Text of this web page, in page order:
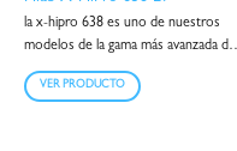
la x-hipro 638 es uno de nuestros
modelos de la gama más avanzada de
hiab. capacidad de carga de 51 tm y
alcance máximo de 22 m.
VER PRODUCTO